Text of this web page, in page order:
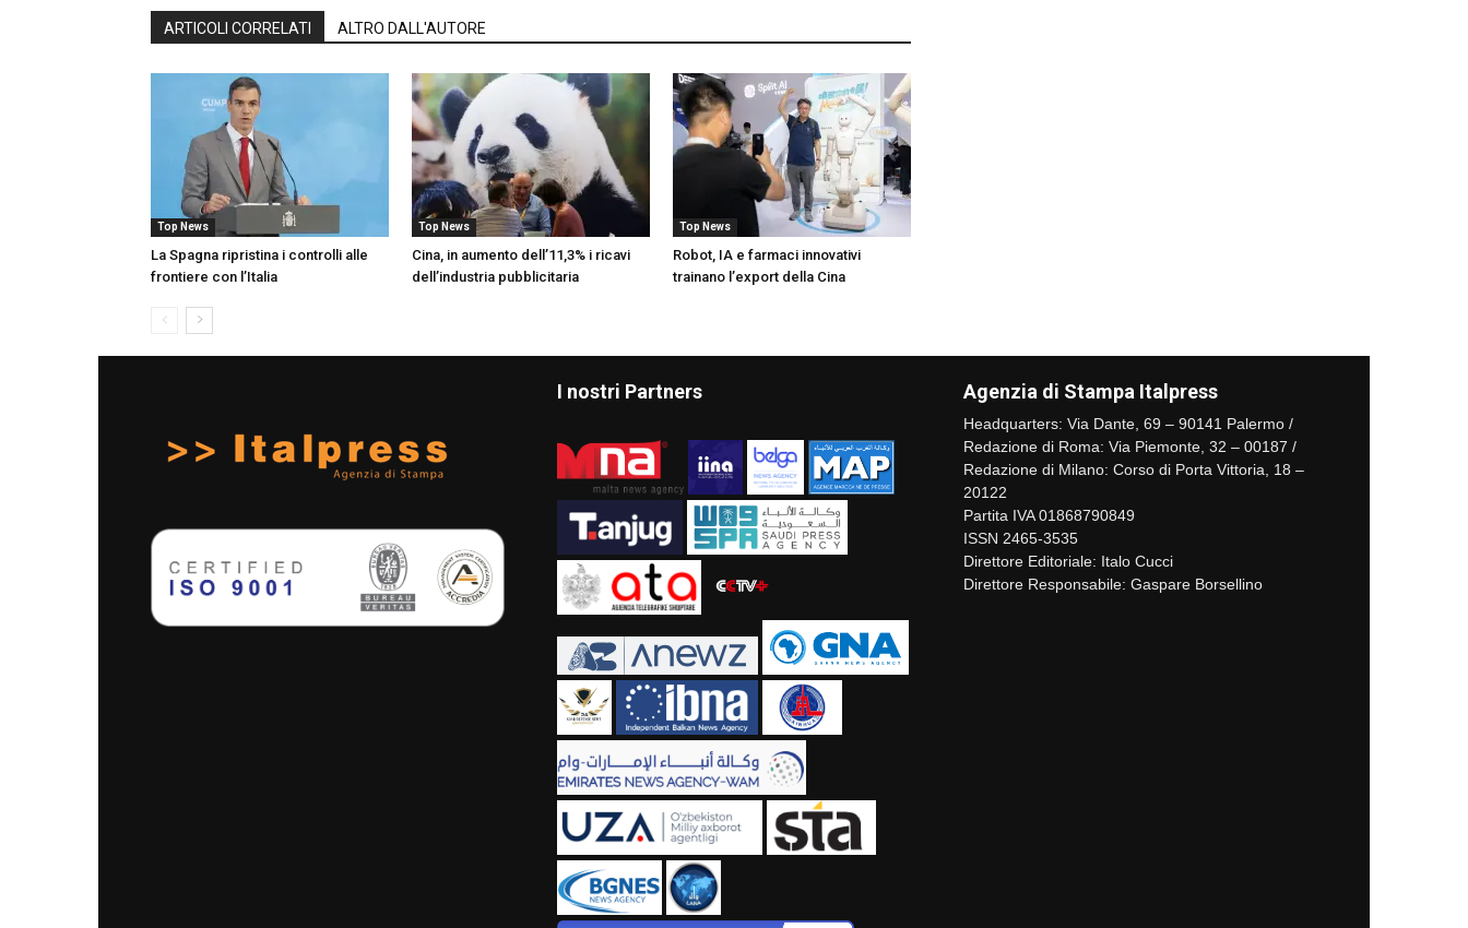
ARTICOLI CORRELATI ALTRO DALL'AUTORE
Top News
La Spagna ripristina i controlli alle
frontiere con l’Italia
Top News
Cina, in aumento dell’11,3% i ricavi
dell’industria pubblicitaria
Top News
Robot, IA e farmaci innovativi
trainano l’export della Cina
I nostri Partners Agenzia di Stampa Italpress
Headquarters: Via Dante, 69 – 90141 Palermo /
Redazione di Roma: Via Piemonte, 32 – 00187 /
Redazione di Milano: Corso di Porta Vittoria, 18 –
20122
Partita IVA 01868790849
ISSN 2465-3535
Direttore Editoriale: Italo Cucci
Direttore Responsabile: Gaspare Borsellino